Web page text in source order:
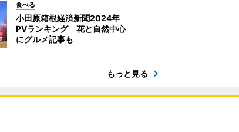
食べる
小田原箱根経済新聞2024年
PVランキング 花と自然中心
にグルメ記事も
もっと見る